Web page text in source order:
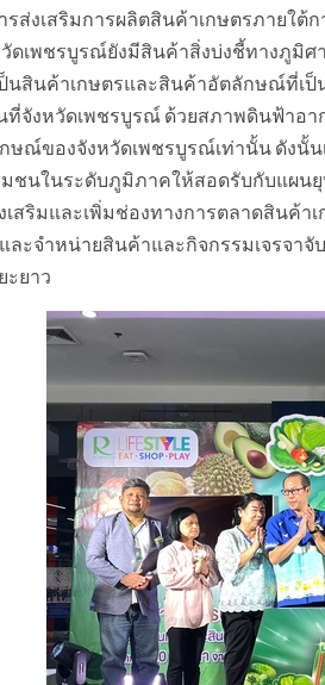
รส่งเสริมการผลิตสินค้าเกษตรภายใ
ดเพชรบูรณ์ยังมีสินค้าสิ่งบ่งชี้ทางภูมิศ
นสินค้าเกษตรและสินค้าอัตลักษณ์ที่เ
ที่จังหวัดเพชรบูรณ์ ด้วยสภาพดินฟ้าอา
ษณ์ของจังหวัดเพชรบูรณ์เท่านั้น ดังนั้
ชนในระดับภูมิภาคให้สอดรับกับแผน
เสริมและเพิ่มช่องทางการตลาดสินค้
ละจำหน่ายสินค้าและกิจกรรมเจรจา
ะยาว